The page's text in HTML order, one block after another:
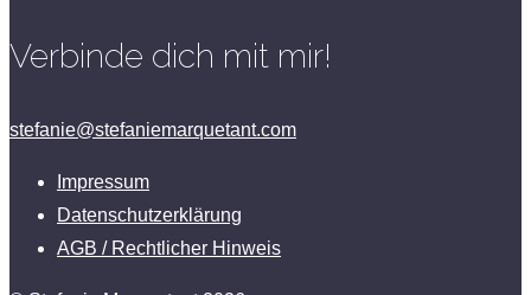
Verbinde dich mit mir!
stefanie@stefaniemarquetant.com
Impressum
Datenschutzerklärung
AGB / Rechtlicher Hinweis